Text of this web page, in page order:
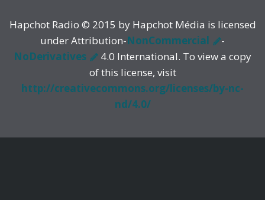
Hapchot Radio © 2015 by Hapchot Média is licensed
under Attribution-NonCommercial
-
NoDerivatives
4.0 International. To view a copy
of this license, visit
http://creativecommons.org/licenses/by-nc-
nd/4.0/